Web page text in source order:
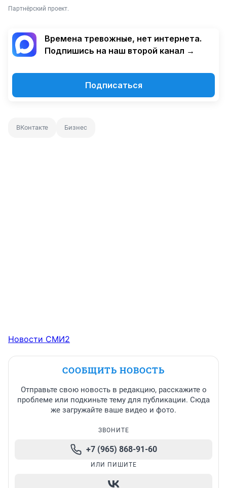
Партнёрский проект.
Времена тревожные, нет интернета.
Подпишись на наш второй канал →
Подписаться
ВКонтакте Бизнес
Новости СМИ2
СООБЩИТЬ НОВОСТЬ
Отправьте свою новость в редакцию, расскажите о
проблеме или подкиньте тему для публикации. Сюда
же загружайте ваше видео и фото.
ЗВОНИТЕ
+7 (965) 868-91-60
ИЛИ ПИШИТЕ